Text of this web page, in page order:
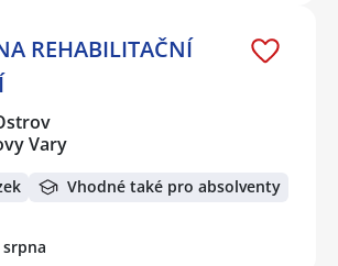
REHABILITAČNÍ
Vary
Vhodné také pro absolventy